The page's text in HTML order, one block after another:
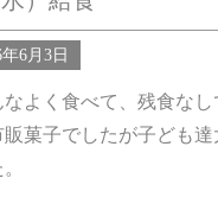
6月3日
よく食べて、残食なし
菓子でしたが子ども